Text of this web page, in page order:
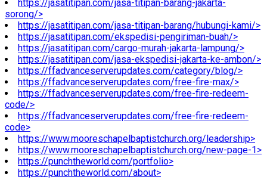
https://jasatitipan.com/jasa-titipan-barang-jakarta-
sorong/>
https://jasatitipan.com/jasa-titipan-barang/hubungi-kami/>
https://jasatitipan.com/ekspedisi-pengiriman-buah/>
https://jasatitipan.com/cargo-murah-jakarta-lampung/>
https://jasatitipan.com/jasa-ekspedisi-jakarta-ke-ambon/>
https://ffadvanceserverupdates.com/category/blog/>
https://ffadvanceserverupdates.com/free-fire-max/>
https://ffadvanceserverupdates.com/free-fire-redeem-
code/>
https://ffadvanceserverupdates.com/free-fire-redeem-
code>
https://www.mooreschapelbaptistchurch.org/leadership>
https://www.mooreschapelbaptistchurch.org/new-page-1>
https://punchtheworld.com/portfolio>
https://punchtheworld.com/about>